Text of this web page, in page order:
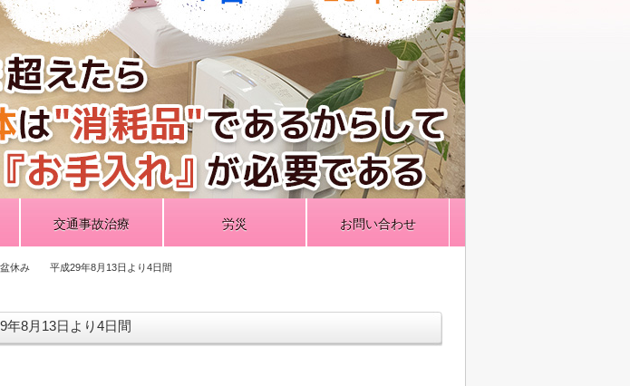
交通事故治療 労災 お問い合わせ
盆休み 平成29年8月13日より4日間
8月13日より4日間